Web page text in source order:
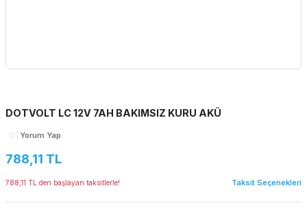
DOTVOLT LC 12V 7AH BAKIMSIZ KURU AKÜ
0 Yorum Yap
788,11 TL
788,11 TL den başlayan taksitlerle! Taksit Seçenekleri